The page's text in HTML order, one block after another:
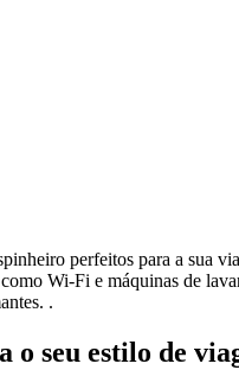
perfeitos para a sua
Wi-Fi e máquinas de
.
o seu estilo de